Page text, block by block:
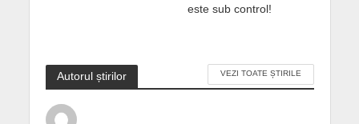
este sub control!
Autorul știrilor VEZI TOATE ȘTIRILE